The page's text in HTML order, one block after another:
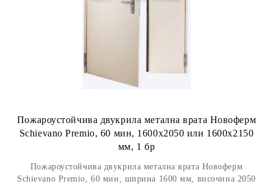
Пожароустойчива двукрила метална врата Новоферм
Schievano Premio, 60 мин, 1600х2050 или 1600х2150
мм, 1 бр
Пожароустойчива двукрила метална врата Новоферм
Schievano Premio, 60 мин, ширина 1600 мм, височина 2050